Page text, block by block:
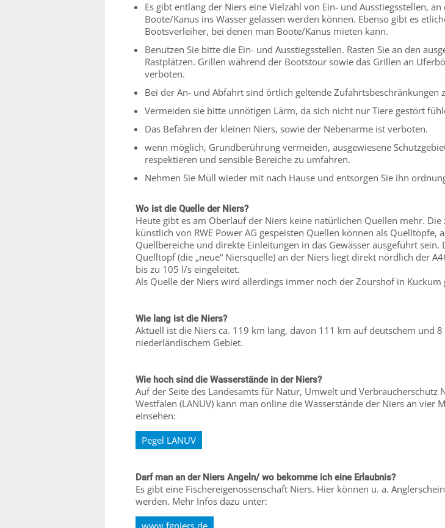
Es gibt entlang der Niers eine Vielzahl von Ein- und Ausstiegsstellen, an
Boote/Kanus ins Wasser gelassen werden können. Ebenso gibt es
Bootsverleiher, bei denen man Boote/Kanus mieten kann.
Benutzen Sie bitte die Ein- und Ausstiegsstellen. Rasten Sie an den
Rastplätzen. Grillen während der Bootstour sowie das Grillen an
verboten.
Bei der An- und Abfahrt sind örtlich geltende Zufahrtsbeschränkungen
Vermeiden sie bitte unnötigen Lärm, da sich nicht nur Tiere gestört
Das Befahren der kleinen Niers, sowie der Nebenarme ist verboten.
wenn möglich, Grundberührung vermeiden, ausgewiesene
respektieren und sensible Bereiche zu umfahren.
Nehmen Sie Müll wieder mit nach Hause und entsorgen Sie ihn
Wo ist die Quelle der Niers?
Heute gibt es am Oberlauf der Niers keine natürlichen Quellen mehr. Die
künstlich von RWE Power AG gespeisten Quellen können als Quelltöpfe,
Quellbereiche und direkte Einleitungen in das Gewässer ausgeführt sein.
Quelltopf (die „neue“ Niersquelle) an der Niers liegt direkt nördlich der
bis zu 105 l/s eingeleitet.
Als Quelle der Niers wird allerdings immer noch der Zourshof in Kuckum
Wie lang ist die Niers?
Aktuell ist die Niers ca. 119 km lang, davon 111 km auf deutschem und
niederländischem Gebiet.
Wie hoch sind die Wasserstände in der Niers?
Auf der Seite des Landesamts für Natur, Umwelt und Verbraucherschutz
Westfalen (LANUV) kann man online die Wasserstände der Niers an vier
einsehen:
Pegel LANUV
Darf man an der Niers Angeln/ wo bekomme ich eine Erlaubnis?
Es gibt eine Fischereigenossenschaft Niers. Hier können u. a.
werden. Mehr Infos dazu unter:
www.fgniers.de